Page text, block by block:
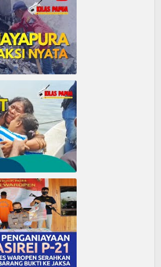
PBB Kota Jayapura Tunjukkan Aksi Nyata
Ini Fakta Pencarian Speedboat Yang Hilang Kontak Hingga Kembali Ditemukan Selamat